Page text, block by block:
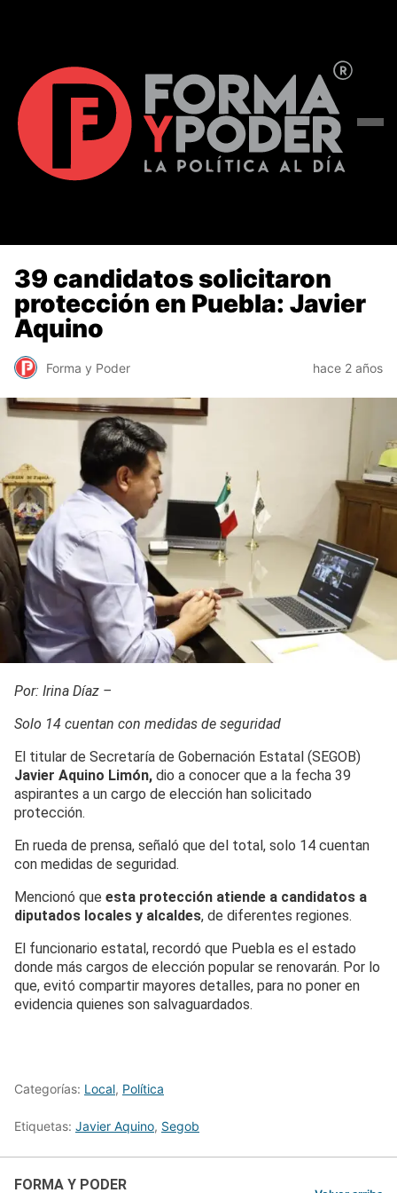
39 candidatos solicitaron
protección en Puebla: Javier
Aquino
Forma y Poder hace 2 años
Por: Irina Díaz –
Solo 14 cuentan con medidas de seguridad
El titular de Secretaría de Gobernación Estatal (SEGOB)
Javier Aquino Limón, dio a conocer que a la fecha 39
aspirantes a un cargo de elección han solicitado
protección.
En rueda de prensa, señaló que del total, solo 14 cuentan
con medidas de seguridad.
Mencionó que esta protección atiende a candidatos a
diputados locales y alcaldes, de diferentes regiones.
El funcionario estatal, recordó que Puebla es el estado
donde más cargos de elección popular se renovarán. Por lo
que, evitó compartir mayores detalles, para no poner en
evidencia quienes son salvaguardados.
Categorías: Local, Política
Etiquetas: Javier Aquino, Segob
FORMA Y PODER